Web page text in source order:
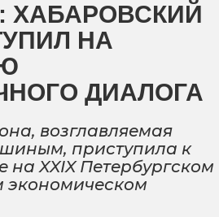
ХАБАРОВСКИЙ
НА
ДИАЛОГА
возглавляемая
приступила к
на XXIX Петербургском